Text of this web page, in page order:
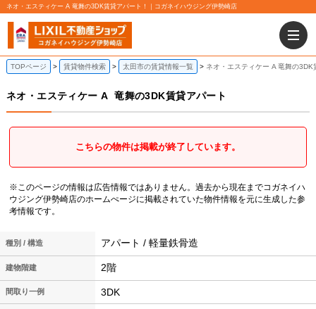
ネオ・エスティケー A 竜舞の3DK賃貸アパート！｜コガネイハウジング伊勢崎店
TOPページ 賃貸物件検索 太田市の賃貸情報一覧 ネオ・エスティケー A 竜舞の3DK
ネオ・エスティケー A 竜舞の3DK賃貸アパート
こちらの物件は掲載が終了しています。
※このページの情報は広告情報ではありません。過去から現在までコガネイハ
ウジング伊勢崎店のホームぺージに掲載されていた物件情報を元に生成した参
考情報です。
種別 / 構造 アパート / 軽量鉄骨造
建物階建 2階
間取り一例 3DK